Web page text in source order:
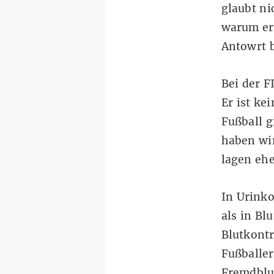
glaubt
warum
Antowrt
Bei der
Er ist
Fußball
haben
lagen
In
als in